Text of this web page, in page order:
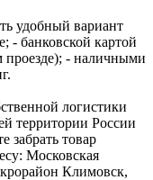
удобный вариант
- банковской картой
проезде); - наличными
логистики
территории России
забрать товар
Московская
Климовск,